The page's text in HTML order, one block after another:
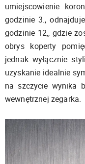
umiejscowienie
godzinie 3.,
godzinie 12,, gdzie
obrys koperty
jednak wyłącznie
uzyskanie idealnie
na szczycie wynika
wewnętrznej zegarka.